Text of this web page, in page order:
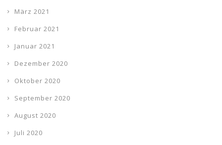
März 2021
Februar 2021
Januar 2021
Dezember 2020
Oktober 2020
September 2020
August 2020
Juli 2020